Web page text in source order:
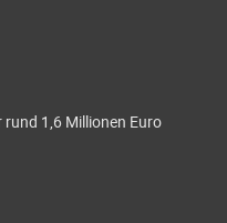
1,6 Millionen Euro